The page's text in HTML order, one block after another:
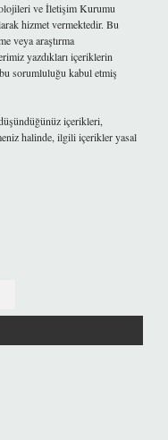
ve İletişim Kurumu
hizmet vermektedir. Bu
veya araştırma
yazdıkları içeriklerin
sorumluluğu kabul etmiş
içerikleri,
halinde, ilgili içerikler yasal